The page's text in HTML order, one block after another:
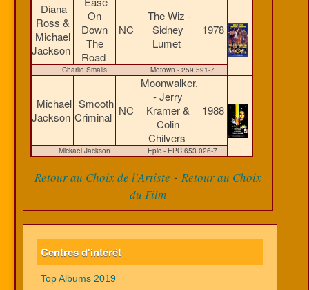
Diana
Ross &
Michael
Jackson
On
Down
The
Road
NC
The Wiz -
Sidney
Lumet
1978
Charlie Smalls Motown - 259.591-7
Michael
Jackson
Smooth
Criminal NC
Moonwalker.
- Jerry
Kramer &
Colin
Chilvers
1988
Mickael Jackson Epic - EPC 653.026-7
Retour au Choix de l'Artiste - Retour au Choix
du Film
Centres d'intérêt
Top Albums 2019